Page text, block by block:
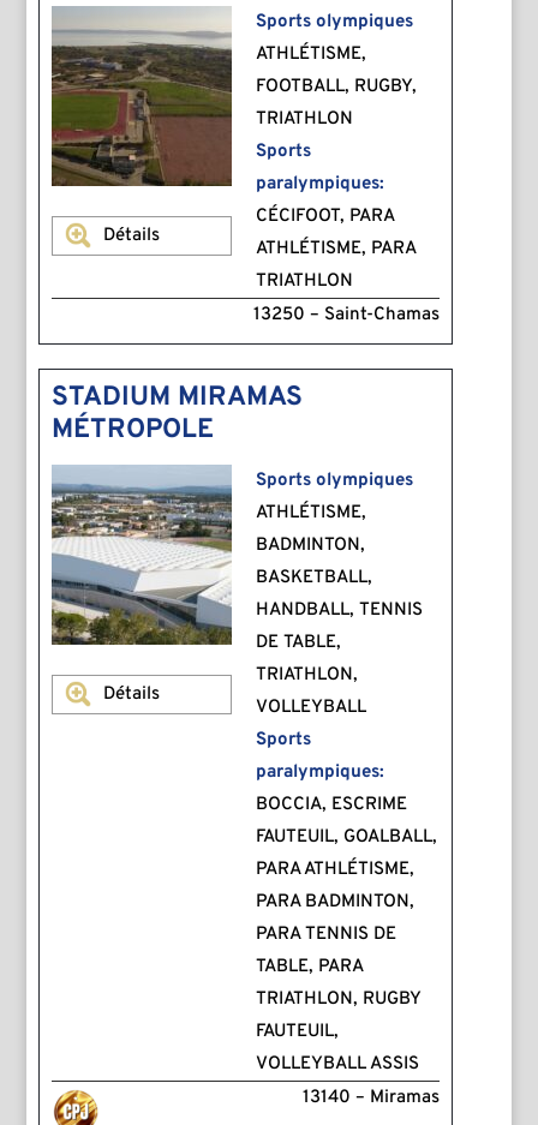
Détails
Sports olympiques
ATHLÉTISME,
FOOTBALL, RUGBY,
TRIATHLON
Sports
paralympiques:
CÉCIFOOT, PARA
ATHLÉTISME, PARA
TRIATHLON
13250 – Saint-Chamas
STADIUM MIRAMAS
MÉTROPOLE
Détails
Sports olympiques
ATHLÉTISME,
BADMINTON,
BASKETBALL,
HANDBALL, TENNIS
DE TABLE,
TRIATHLON,
VOLLEYBALL
Sports
paralympiques:
BOCCIA, ESCRIME
FAUTEUIL, GOALBALL,
PARA ATHLÉTISME,
PARA BADMINTON,
PARA TENNIS DE
TABLE, PARA
TRIATHLON, RUGBY
FAUTEUIL,
VOLLEYBALL ASSIS
13140 – Miramas